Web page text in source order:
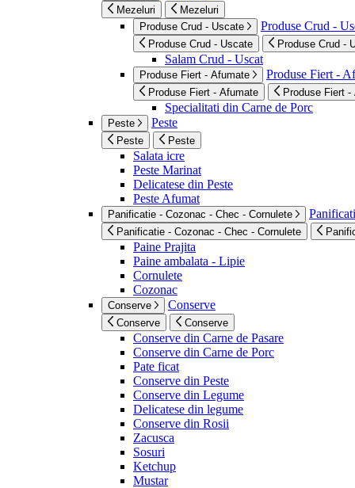
Mezeluri
Mezeluri
Produse Crud - Uscate
Produse Crud -
Produse Crud - Uscate Produse Crud -
Salam Crud - Uscat
Produse Fiert - Afumate Produse Fiert -
Produse Fiert - Afumate Produse Fiert -
Specialitati din Carne de Porc
Peste Peste
Peste Peste
Salata icre
Peste Marinat
Delicatese din Peste
Peste Afumat
Panificatie - Cozonac - Chec - Cornulete
Panificatie - Cozonac - Chec - Cornulete
Paine Prajita
Paine ambalata - Lipie
Cornulete
Cozonac
Conserve Conserve
Conserve Conserve
Conserve din Carne de Pasare
Conserve din Carne de Porc
Pate ficat
Conserve din Peste
Conserve din Legume
Delicatese din legume
Conserve din Rosii
Zacusca
Sosuri
Ketchup
Mustar